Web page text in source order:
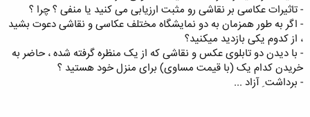
- تاثیرات عکاسی بر نقاشی رو مثبت ارزیابی می کنید یا منفی ؟ چرا ؟
- اگر به طور همزمان به دو نمایشگاه مختلف عکاسی و نقاشی دعوت بشید
، از کدوم یکی بازدید میکنید؟
- با دیدن دو تابلوی عکس و نقاشی که از یک منظره گرفته شده ، حاضر به
خریدن کدام یک (با قیمت مساوی) برای منزل خود هستید ؟
- برداشت ِ آزاد ...